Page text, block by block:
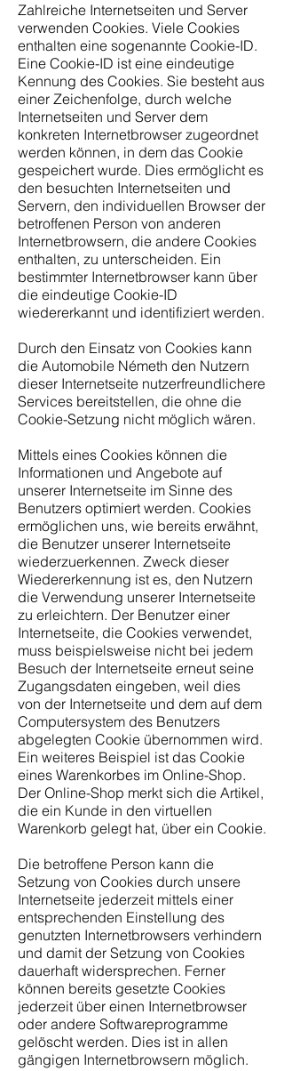
Zahlreiche Internetseiten und Server
verwenden Cookies. Viele Cookies
enthalten eine sogenannte Cookie-ID.
Eine Cookie-ID ist eine eindeutige
Kennung des Cookies. Sie besteht aus
einer Zeichenfolge, durch welche
Internetseiten und Server dem
konkreten Internetbrowser zugeordnet
werden können, in dem das Cookie
gespeichert wurde. Dies ermöglicht es
den besuchten Internetseiten und
Servern, den individuellen Browser der
betroffenen Person von anderen
Internetbrowsern, die andere Cookies
enthalten, zu unterscheiden. Ein
bestimmter Internetbrowser kann über
die eindeutige Cookie-ID
wiedererkannt und identifiziert werden.
Durch den Einsatz von Cookies kann
die Automobile Németh den Nutzern
dieser Internetseite nutzerfreundlichere
Services bereitstellen, die ohne die
Cookie-Setzung nicht möglich wären.
Mittels eines Cookies können die
Informationen und Angebote auf
unserer Internetseite im Sinne des
Benutzers optimiert werden. Cookies
ermöglichen uns, wie bereits erwähnt,
die Benutzer unserer Internetseite
wiederzuerkennen. Zweck dieser
Wiedererkennung ist es, den Nutzern
die Verwendung unserer Internetseite
zu erleichtern. Der Benutzer einer
Internetseite, die Cookies verwendet,
muss beispielsweise nicht bei jedem
Besuch der Internetseite erneut seine
Zugangsdaten eingeben, weil dies
von der Internetseite und dem auf dem
Computersystem des Benutzers
abgelegten Cookie übernommen wird.
Ein weiteres Beispiel ist das Cookie
eines Warenkorbes im Online-Shop.
Der Online-Shop merkt sich die Artikel,
die ein Kunde in den virtuellen
Warenkorb gelegt hat, über ein Cookie.
Die betroffene Person kann die
Setzung von Cookies durch unsere
Internetseite jederzeit mittels einer
entsprechenden Einstellung des
genutzten Internetbrowsers verhindern
und damit der Setzung von Cookies
dauerhaft widersprechen. Ferner
können bereits gesetzte Cookies
jederzeit über einen Internetbrowser
oder andere Softwareprogramme
gelöscht werden. Dies ist in allen
gängigen Internetbrowsern möglich.